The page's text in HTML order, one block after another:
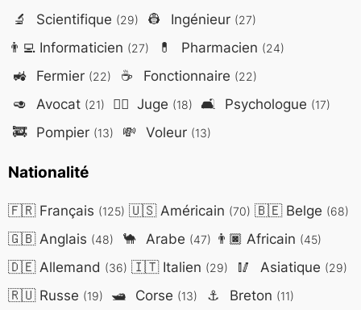
🔬 Scientifique (29) 👷 Ingénieur (27)
👨‍💻Informaticien (27) 💊 Pharmacien (24)
🚜 Fermier (22) ☕ Fonctionnaire (22)
🥑 Avocat (21) 👨‍⚖️ Juge (18) 🛋️ Psychologue (17)
🚒 Pompier (13) 💸 Voleur (13)
Nationalité
🇫🇷Français (125) 🇺🇸Américain (70) 🇧🇪Belge (68)
🇬🇧Anglais (48) 🐪 Arabe (47) 👨🏿 Africain (45)
🇩🇪Allemand (36) 🇮🇹Italien (29) 🥢 Asiatique (29)
🇷🇺Russe (19) 🛥️ Corse (13) ⚓ Breton (11)